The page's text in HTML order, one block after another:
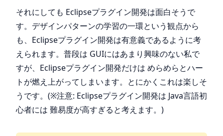
それにしても Eclipseプラグイン開発は面白そうで
す。デザインパターンの学習の一環という観点から
も、Eclipseプラグイン開発は有意義であるように考
えられます。普段は GUIにはあまり興味のない私で
すが、Eclipseプラグイン開発だけは めらめらとハー
トが燃え上がってしまいます。とにかくこれは楽しそ
うです。(※注意: Eclipseプラグイン開発は Java言語初
心者には 難易度が高すぎると考えます。)